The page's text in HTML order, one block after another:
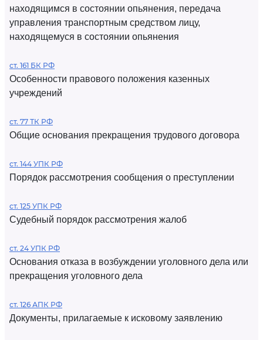
находящимся в состоянии опьянения, передача
управления транспортным средством лицу,
находящемуся в состоянии опьянения
ст. 161 БК РФ
Особенности правового положения казенных
учреждений
ст. 77 ТК РФ
Общие основания прекращения трудового договора
ст. 144 УПК РФ
Порядок рассмотрения сообщения о преступлении
ст. 125 УПК РФ
Судебный порядок рассмотрения жалоб
ст. 24 УПК РФ
Основания отказа в возбуждении уголовного дела или
прекращения уголовного дела
ст. 126 АПК РФ
Документы, прилагаемые к исковому заявлению